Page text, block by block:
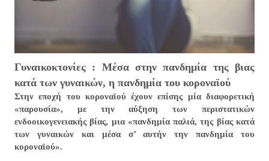
Γυναικοκτονίες : Μέσα στην πανδημία της βιας
κατά των γυναικών, η πανδημία του κοροναϊού
Στην εποχή του κοροναϊού έχουν επίσης μία διαφορετική
«παρουσία», με την αύξηση των περιστατικών
ενδοοικογενειακής βίας, μια «πανδημία παλιά, της βίας κατά
των γυναικών και μέσα σ’ αυτήν την πανδημία του
κοροναϊού».